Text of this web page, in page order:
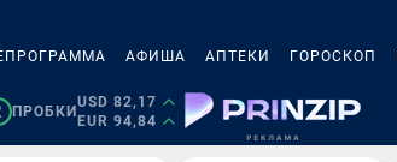
АФИША АПТЕКИ ГОРОСКОП
ПРОБКИ
USD 82,17
EUR 94,84